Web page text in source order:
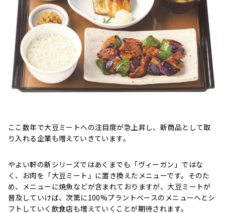
ここ数年で大豆ミートへの注目度が急上昇し、新商品として取
り入れる企業も増えていきています。
やよい軒の新シリーズではあくまでも「ヴィーガン」ではな
く、お肉を「大豆ミート」に置き換えたメニューです。そのた
め、メニューに焼魚などが含まれておりますが、大豆ミートが
普及していけば、次第に100%プラントベースのメニューへとシ
フトしていく飲食店も増えていくことが期待されます。